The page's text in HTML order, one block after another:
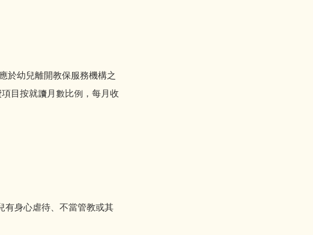
幼兒離開教保服務機構之
目按就讀月數比例，每月收
身心虐待、不當管教或其